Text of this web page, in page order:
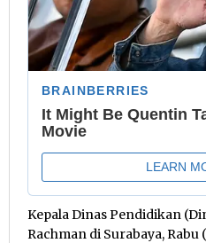
Kepala Dinas Pendidikan
Rachman di Surabaya,